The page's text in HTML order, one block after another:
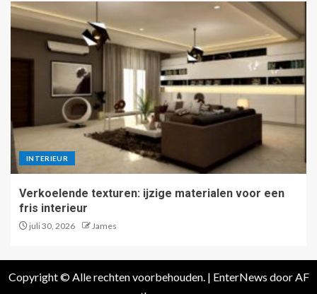
INTERIEUR
Verkoelende texturen: ijzige materialen voor een
fris interieur
juli 30, 2026 James
Copyright © Alle rechten voorbehouden. | EnterNews door AF